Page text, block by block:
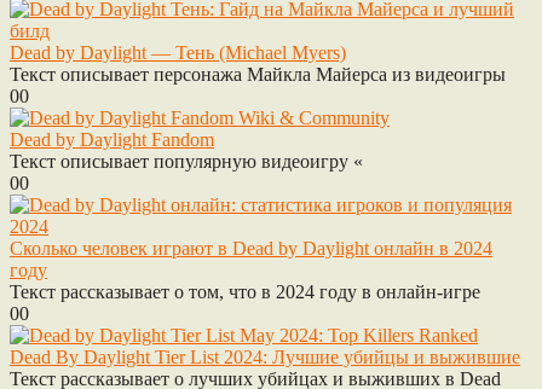
Dead by Daylight — Тень (Michael Myers)
Текст описывает персонажа Майкла Майерса из видеоигры
00
Dead by Daylight Fandom
Текст описывает популярную видеоигру «
00
Сколько человек играют в Dead by Daylight онлайн в 2024
году
Текст рассказывает о том, что в 2024 году в онлайн-игре
00
Dead By Daylight Tier List 2024: Лучшие убийцы и выжившие
Текст рассказывает о лучших убийцах и выживших в Dead